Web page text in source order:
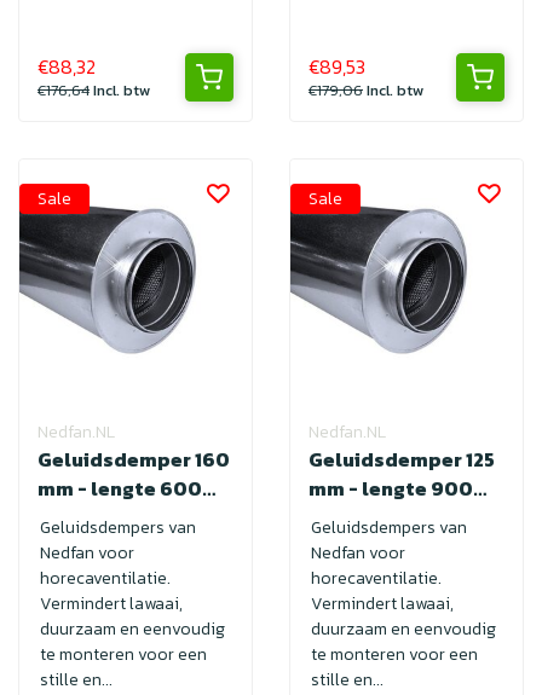
€88,32
€176,64Incl. btw
€89,53
€179,06Incl. btw
Nedfan.NL
Geluidsdemper 160
mm - lengte 600
met SAFE
Geluidsdempers van
Nedfan voor
horecaventilatie.
Vermindert lawaai,
duurzaam en eenvoudig
te monteren voor een
stille en...
Sale
Nedfan.NL
Geluidsdemper 125
mm - lengte 900
met SAFE
Geluidsdempers van
Nedfan voor
horecaventilatie.
Vermindert lawaai,
duurzaam en eenvoudig
te monteren voor een
stille en...
Sale